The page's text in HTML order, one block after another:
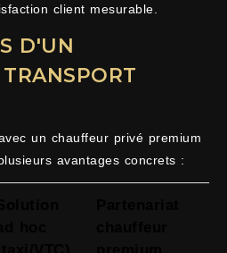
client mesurable.
D'UN
un chauffeur privé premium
avantages concrets :